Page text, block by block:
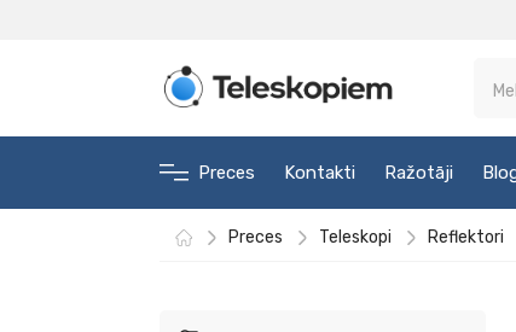
Preces Kontakti Ražotāji
Preces Teleskopi Reflektori